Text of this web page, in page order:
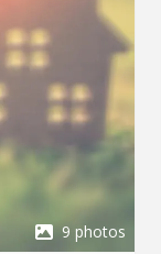
9 photos